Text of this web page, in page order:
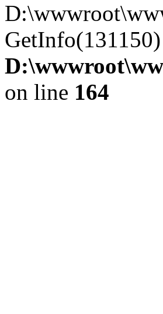
on line 164